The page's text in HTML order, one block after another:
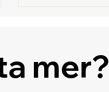
mer?